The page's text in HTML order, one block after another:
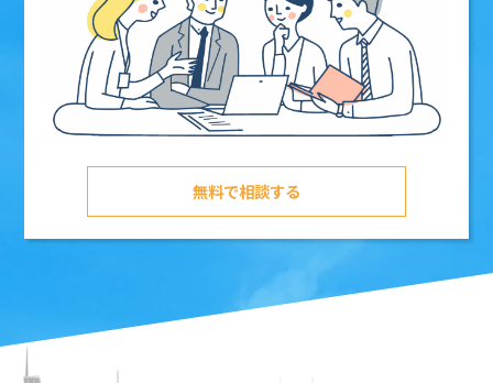
無料で相談する